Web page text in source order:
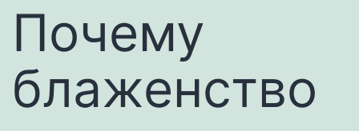
Почему
блаженство